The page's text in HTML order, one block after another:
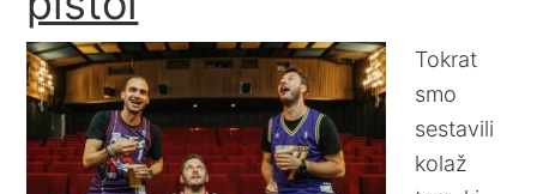
Tokrat
smo
sestavili
kolaž